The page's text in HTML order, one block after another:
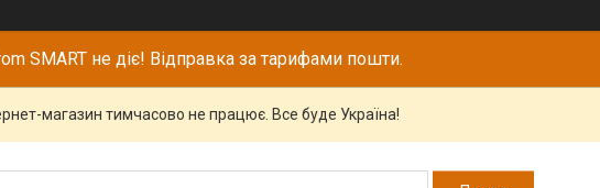
SMART не діє! Відправка за тарифами пошти.
магазин тимчасово не працює. Все буде Україна!